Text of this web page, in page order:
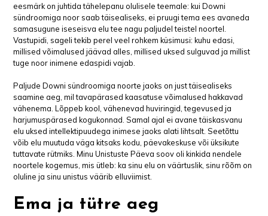
eesmärk on juhtida tähelepanu olulisele teemale: kui Downi
sündroomiga noor saab täisealiseks, ei pruugi tema ees avaneda
samasugune iseseisva elu tee nagu paljudel teistel noortel.
Vastupidi, sageli tekib perel veel rohkem küsimusi: kuhu edasi,
millised võimalused jäävad alles, millised uksed sulguvad ja millist
tuge noor inimene edaspidi vajab.
Paljude Downi sündroomiga noorte jaoks on just täisealiseks
saamine aeg, mil tavapärased kaasatuse võimalused hakkavad
vähenema. Lõppeb kool, vähenevad huviringid, tegevused ja
harjumuspärased kogukonnad. Samal ajal ei avane täiskasvanu
elu uksed intellektipuudega inimese jaoks alati lihtsalt. Seetõttu
võib elu muutuda väga kitsaks kodu, päevakeskuse või üksikute
tuttavate rütmiks. Minu Unistuste Päeva soov oli kinkida nendele
noortele kogemus, mis ütleb: ka sinu elu on väärtuslik, sinu rõõm on
oluline ja sinu unistus väärib elluviimist.
Ema ja tütre aeg